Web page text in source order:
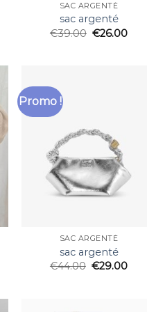
SAC ARGENTÉ
sac argenté
€39.00 €26.00
Promo !
SAC ARGENTÉ
sac argenté
€44.00 €29.00